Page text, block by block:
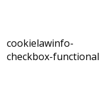
cookielawinfo-
checkbox-functional